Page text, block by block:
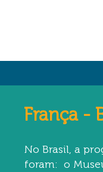
França -
No Brasil, a
foram: o